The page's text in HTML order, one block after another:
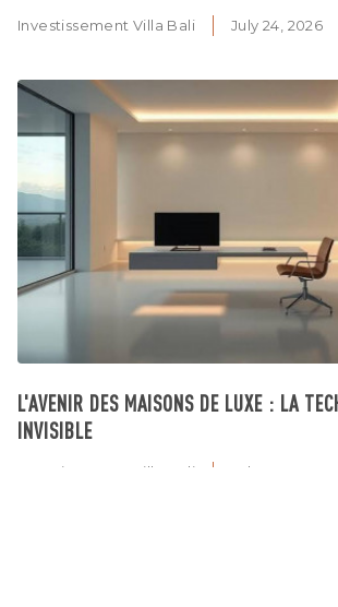
Investissement Villa Bali July 24, 2026
L'AVENIR DES MAISONS DE LUXE : LA
INVISIBLE
Investissement Villa Bali July 23, 2026